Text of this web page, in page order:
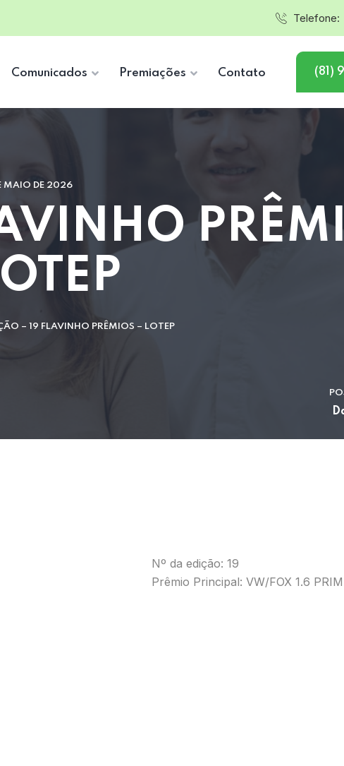
Telefone:
Comunicados Premiações Contato (81)
MAIO DE 2026
– 19 FLAVINHO PRÊMIOS – LOTEP
Nº da edição: 19
Prêmio Principal: VW/FOX 1.6